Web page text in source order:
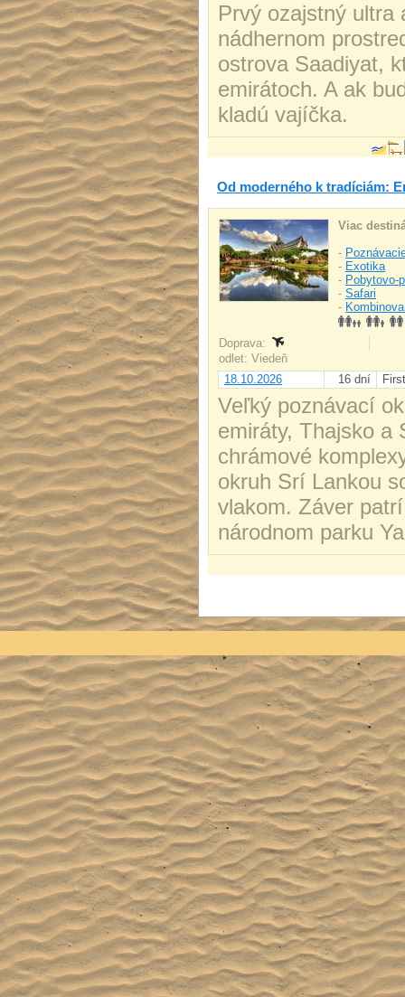
Prvý ozajstný ultra
nádhernom
ostrova Saadiyat,
emirátoch. A ak
kladú vajíčka.
Od moderného k tradíciám:
Viac
-
- Exotika
- Pobytovo-
- Safari
-
Doprava:
odlet: Viedeň
18.10.2026
16 dní
Veľký poznávací
emiráty, Thajsko a
chrámové
okruh Srí Lankou
vlakom. Záver
národnom parku